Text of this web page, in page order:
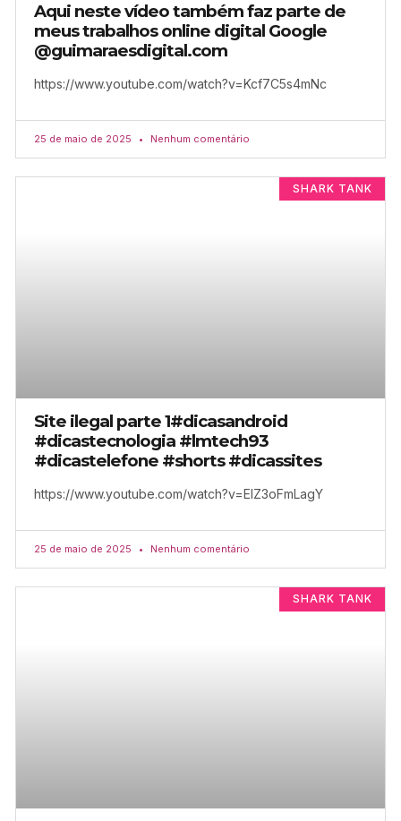
Aqui neste vídeo também faz parte de
meus trabalhos online digital Google
@guimaraesdigital.com
https://www.youtube.com/watch?v=Kcf7C5s4mNc
25 de maio de 2025 Nenhum comentário
SHARK TANK
Site ilegal parte 1#dicasandroid
#dicastecnologia #lmtech93
#dicastelefone #shorts #dicassites
https://www.youtube.com/watch?v=ElZ3oFmLagY
25 de maio de 2025 Nenhum comentário
SHARK TANK